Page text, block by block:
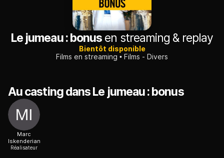
Le jumeau : bonus en streaming & replay
Bientôt disponible
Films en streaming
Films - Divers
Au casting dans Le jumeau : bonus
Marc
Iskenderian
Réalisateur